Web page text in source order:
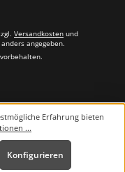
Versandkosten und
angegeben.
Erfahrung bieten
...
Konfigurieren